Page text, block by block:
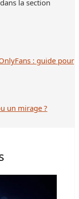
: guide pour
un mirage ?